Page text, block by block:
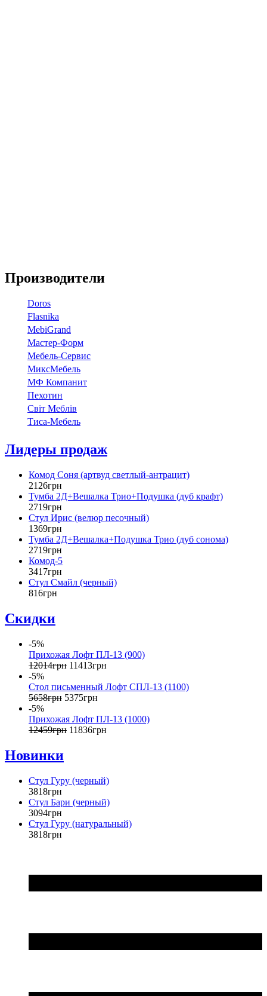
Производители
Doros
Flasnika
МebiGrand
Мастер-Форм
Мебель-Сервис
МиксМебель
МФ Компанит
Пехотин
Світ Меблів
Тиса-Мебель
Лидеры продаж
Комод Соня (артвуд светлый-антрацит)
2126грн
Тумба 2Д+Вешалка Трио+Подушка (дуб крафт)
2719грн
Стул Ирис (велюр песочный)
1369грн
Тумба 2Д+Вешалка+Подушка Трио (дуб сонома)
2719грн
Комод-5
3417грн
Стул Смайл (черный)
816грн
Скидки
-5%
Прихожая Лофт ПЛ-13 (900)
12014грн 11413грн
-5%
Стол письменный Лофт СПЛ-13 (1100)
5658грн 5375грн
-5%
Прихожая Лофт ПЛ-13 (1000)
12459грн 11836грн
Новинки
Стул Гуру (черный)
3818грн
Стул Бари (черный)
3094грн
Стул Гуру (натуральный)
3818грн